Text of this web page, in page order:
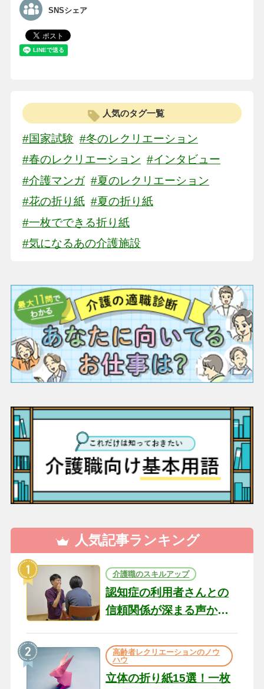
SNSシェア
人気のタグ一覧
#国家試験 #冬のレクリエーション
#春のレクリエーション #インタビュー
#介護マンガ #夏のレクリエーション
#花の折り紙 #夏の折り紙
#一枚でできる折り紙
#気になるあの介護施設
人気記事ランキング
介護職のスキルアップ
認知症の利用者さんとの
信頼関係が深まる声かけ
の現場から（22）
高齢者レクリエーションのノウ
ハウ
立体の折り紙15選！一枚